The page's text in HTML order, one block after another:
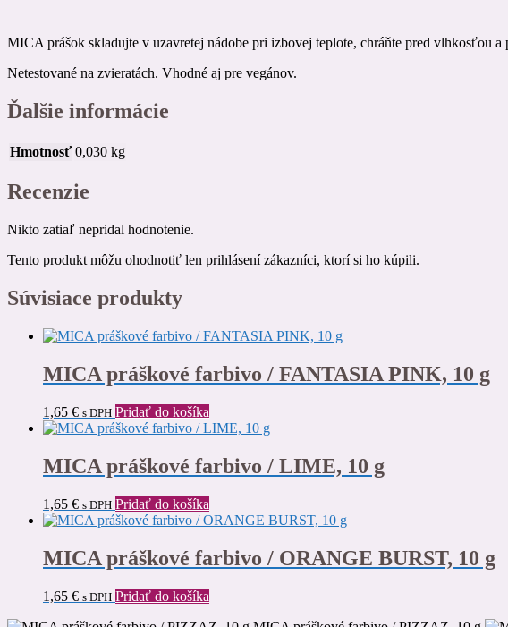
MICA prášok skladujte v uzavretej nádobe pri izbovej teplote, chráňte pred vlhkosťou
Netestované na zvieratách. Vhodné aj pre vegánov.
Ďalšie informácie
Hmotnosť 0,030 kg
Recenzie
Nikto zatiaľ nepridal hodnotenie.
Tento produkt môžu ohodnotiť len prihlásení zákazníci, ktorí si ho kúpili.
Súvisiace produkty
MICA práškové farbivo / FANTASIA PINK, 10 g
1,65 € s DPH Pridať do košíka
MICA práškové farbivo / LIME, 10 g
1,65 € s DPH Pridať do košíka
MICA práškové farbivo / ORANGE BURST, 10 g
1,65 € s DPH Pridať do košíka